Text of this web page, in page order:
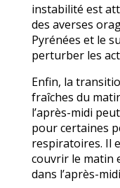
instabilité est
des averses
Pyrénées et le
perturber les
Enfin, la
fraîches du
l’après-midi
pour certaines
respiratoires. Il
couvrir le matin
dans l’après-